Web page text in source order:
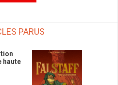
PARUS
haute